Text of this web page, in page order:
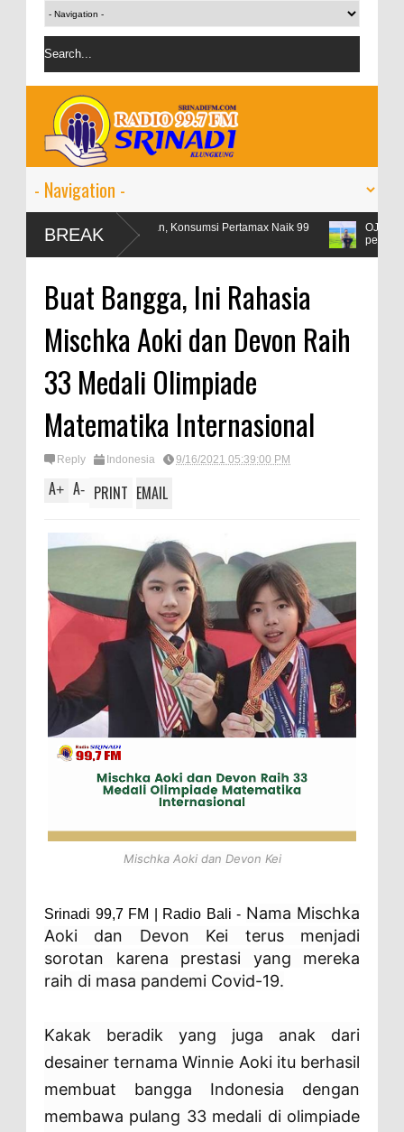
BREAK
Libur Lebaran, Konsumsi Pertamax Naik 99
Persen
OJK targetkan kredit
Buat Bangga, Ini Rahasia
Mischka Aoki dan Devon Raih
33 Medali Olimpiade
Matematika Internasional
Reply Indonesia 9/16/2021 05:39:00 PM
A+ A- PRINT EMAIL
Mischka Aoki dan Devon Kei
Srinadi 99,7 FM | Radio Bali - Nama Mischka
Aoki dan Devon Kei terus menjadi
sorotan karena prestasi yang mereka
raih di masa pandemi Covid-19.
Kakak beradik yang juga anak dari
desainer ternama Winnie Aoki itu berhasil
membuat bangga Indonesia dengan
membawa pulang 33 medali di olimpiade